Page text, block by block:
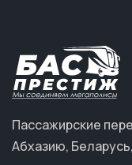
Пассажирские
Абхазию,